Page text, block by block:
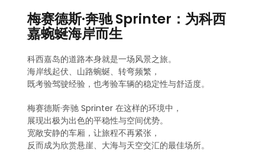
梅赛德斯·奔驰 Sprinter：为科西
嘉蜿蜒海岸而生
科西嘉岛的道路本身就是一场风景之旅。
海岸线起伏、山路蜿蜒、转弯频繁，
既考验驾驶经验，也考验车辆的稳定性与舒适度。
梅赛德斯·奔驰 Sprinter 在这样的环境中，
展现出极为出色的平稳性与空间优势。
宽敞安静的车厢，让旅程不再紧张，
反而成为欣赏悬崖、大海与天空交汇的最佳场所。